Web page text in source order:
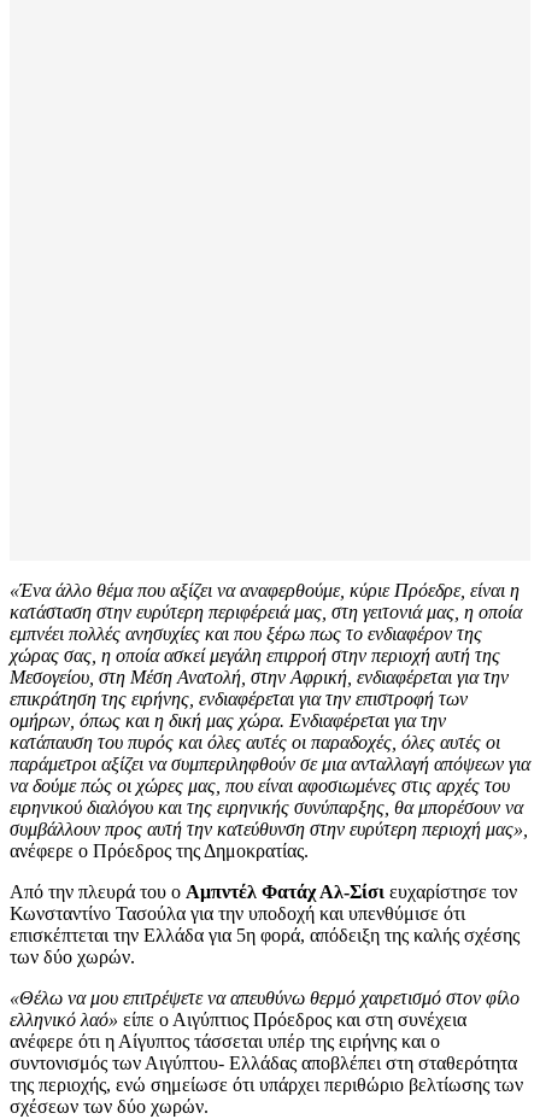
«Ένα άλλο θέμα που αξίζει να αναφερθούμε, κύριε Πρόεδρε, είναι η
κατάσταση στην ευρύτερη περιφέρειά μας, στη γειτονιά μας, η οποία
εμπνέει πολλές ανησυχίες και που ξέρω πως το ενδιαφέρον της
χώρας σας, η οποία ασκεί μεγάλη επιρροή στην περιοχή αυτή της
Μεσογείου, στη Μέση Ανατολή, στην Αφρική, ενδιαφέρεται για την
επικράτηση της ειρήνης, ενδιαφέρεται για την επιστροφή των
ομήρων, όπως και η δική μας χώρα. Ενδιαφέρεται για την
κατάπαυση του πυρός και όλες αυτές οι παραδοχές, όλες αυτές οι
παράμετροι αξίζει να συμπεριληφθούν σε μια ανταλλαγή απόψεων για
να δούμε πώς οι χώρες μας, που είναι αφοσιωμένες στις αρχές του
ειρηνικού διαλόγου και της ειρηνικής συνύπαρξης, θα μπορέσουν να
συμβάλλουν προς αυτή την κατεύθυνση στην ευρύτερη περιοχή μας»,
ανέφερε ο Πρόεδρος της Δημοκρατίας.
Από την πλευρά του ο Αμπντέλ Φατάχ Αλ-Σίσι ευχαρίστησε τον
Κωνσταντίνο Τασούλα για την υποδοχή και υπενθύμισε ότι
επισκέπτεται την Ελλάδα για 5η φορά, απόδειξη της καλής σχέσης
των δύο χωρών.
«Θέλω να μου επιτρέψετε να απευθύνω θερμό χαιρετισμό στον φίλο
ελληνικό λαό» είπε ο Αιγύπτιος Πρόεδρος και στη συνέχεια
ανέφερε ότι η Αίγυπτος τάσσεται υπέρ της ειρήνης και ο
συντονισμός των Αιγύπτου- Ελλάδας αποβλέπει στη σταθερότητα
της περιοχής, ενώ σημείωσε ότι υπάρχει περιθώριο βελτίωσης των
σχέσεων των δύο χωρών.